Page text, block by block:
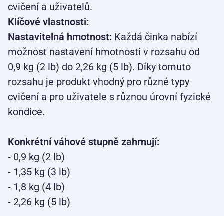
cvičení a uživatelů.
Klíčové vlastnosti:
Nastavitelná hmotnost: Každá činka nabízí
možnost nastavení hmotnosti v rozsahu od
0,9 kg (2 lb) do 2,26 kg (5 lb). Díky tomuto
rozsahu je produkt vhodný pro různé typy
cvičení a pro uživatele s různou úrovní fyzické
kondice.
Konkrétní váhové stupně zahrnují:
- 0,9 kg (2 lb)
- 1,35 kg (3 lb)
- 1,8 kg (4 lb)
- 2,26 kg (5 lb)